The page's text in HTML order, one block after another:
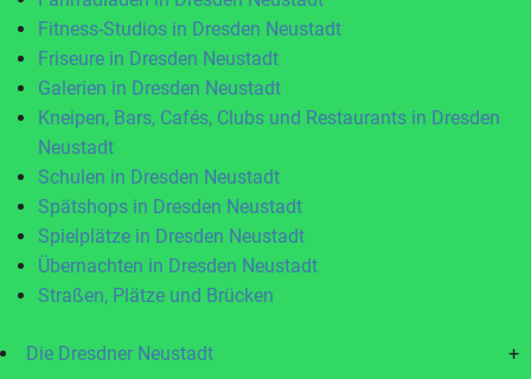
Fitness-Studios in Dresden Neustadt
Friseure in Dresden Neustadt
Galerien in Dresden Neustadt
Kneipen, Bars, Cafés, Clubs und Restaurants in Dresden
Neustadt
Schulen in Dresden Neustadt
Spätshops in Dresden Neustadt
Spielplätze in Dresden Neustadt
Übernachten in Dresden Neustadt
Straßen, Plätze und Brücken
Die Dresdner Neustadt +